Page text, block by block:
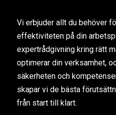
Vi erbjuder allt du behöver
effektiviteten på din
expertrådgivning kring rätt
optimerar din verksamhet,
säkerheten och
skapar vi de bästa
från start till klart.